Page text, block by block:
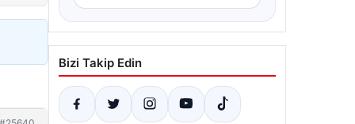
Bizi Takip Edin